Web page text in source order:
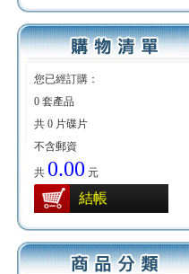
您已經訂購：
0 套產品
共 0 片碟片
不含郵資
共 0.00 元
結帳